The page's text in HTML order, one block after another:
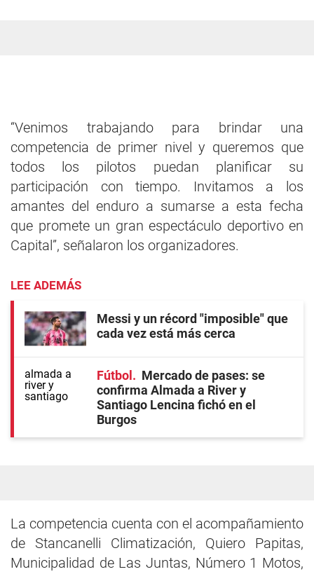
“Venimos trabajando para brindar una
competencia de primer nivel y queremos que
todos los pilotos puedan planificar su
participación con tiempo. Invitamos a los
amantes del enduro a sumarse a esta fecha
que promete un gran espectáculo deportivo en
Capital”, señalaron los organizadores.
LEE ADEMÁS
Messi y un récord "imposible" que
cada vez está más cerca
Fútbol
Mercado de pases: se
confirma Almada a River y
Santiago Lencina fichó en el
Burgos
La competencia cuenta con el acompañamiento
de Stancanelli Climatización, Quiero Papitas,
Municipalidad de Las Juntas, Número 1 Motos,